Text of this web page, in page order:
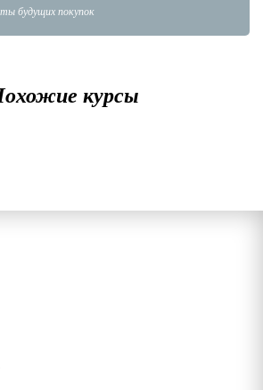
будущих покупок
курсы